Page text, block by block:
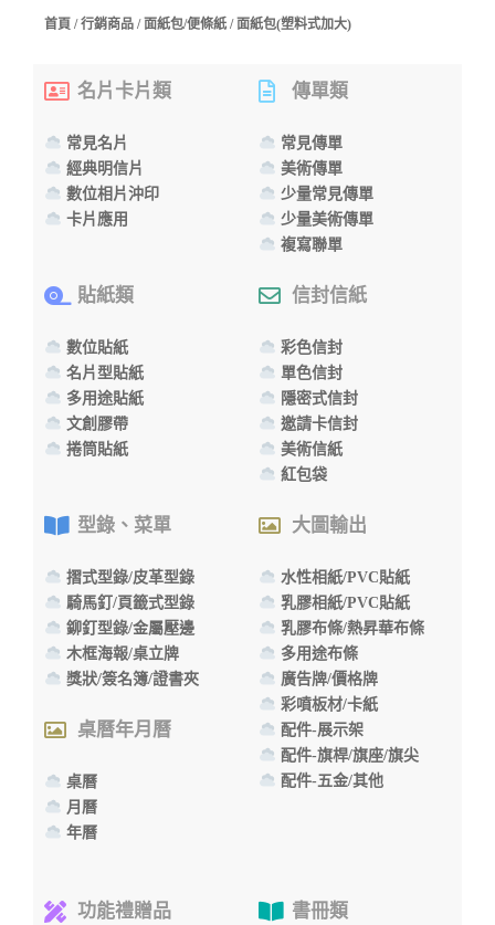
首頁 /行銷商品/ 面紙包/便條紙/ 面紙包(塑料式加大)
名片卡片類
常見名片
經典明信片
數位相片沖印
卡片應用
傳單類
常見傳單
美術傳單
少量常見傳單
少量美術傳單
複寫聯單
貼紙類
數位貼紙
名片型貼紙
多用途貼紙
文創膠帶
捲筒貼紙
信封信紙
彩色信封
單色信封
隱密式信封
邀請卡信封
美術信紙
紅包袋
型錄、菜單
摺式型錄/皮革型錄
騎馬釘/頁籤式型錄
鉚釘型錄/金屬壓邊
木框海報/桌立牌
獎狀/簽名簿/證書夾
桌曆年月曆
桌曆
月曆
年曆
大圖輸出
水性相紙/PVC貼紙
乳膠相紙/PVC貼紙
乳膠布條/熱昇華布條
多用途布條
廣告牌/價格牌
彩噴板材/卡紙
配件-展示架
配件-旗桿/旗座/旗尖
配件-五金/其他
功能禮贈品 書冊類